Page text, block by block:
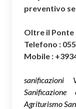
preventivo
Oltre il Ponte
Telefono :
Mobile :
sanificazioni
Agriturismo